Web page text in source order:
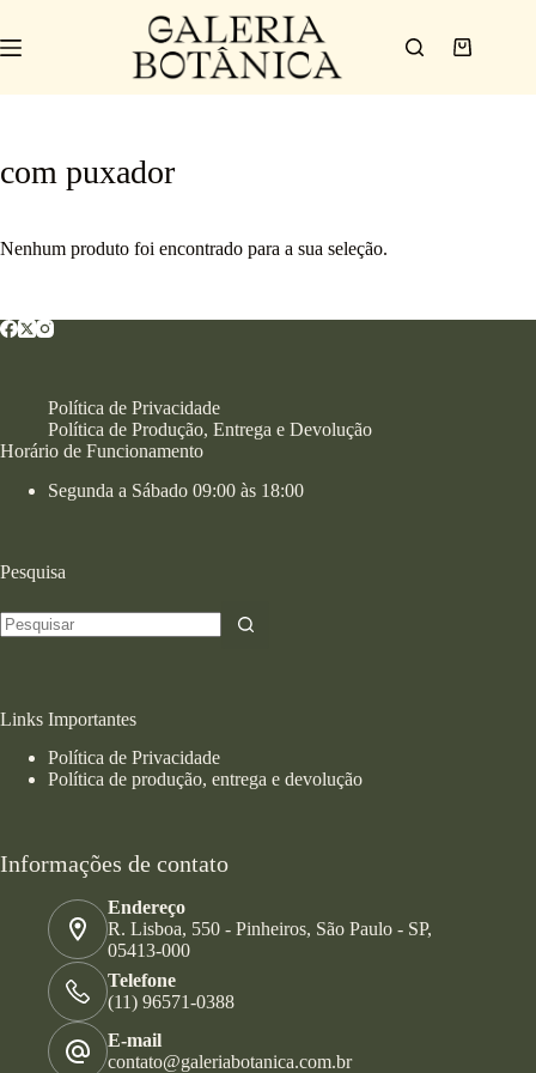
com puxador
Nenhum produto foi encontrado para a sua seleção.
Política de Privacidade
Política de Produção, Entrega e Devolução
Horário de Funcionamento
Segunda a Sábado 09:00 às 18:00
Pesquisa
Links Importantes
Política de Privacidade
Política de produção, entrega e devolução
Informações de contato
Endereço
R. Lisboa, 550 - Pinheiros, São Paulo - SP,
05413-000
Telefone
(11) 96571-0388
E-mail
contato@galeriabotanica.com.br